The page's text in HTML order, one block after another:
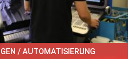
/ AUTOMATISIERUNG